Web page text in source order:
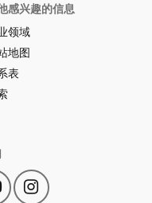
感兴趣的信息
领域
地图
表
YouTubeInstagram
此